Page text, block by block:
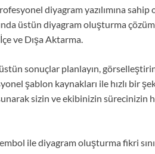
diyagram yazılımına sahip
üstün diyagram oluşturma
ve Dışa Aktarma.
sonuçlar planlayın,
şablon kaynakları ile hızlı bir
sizin ve ekibinizin sürecinizin
ile diyagram oluşturma fikri